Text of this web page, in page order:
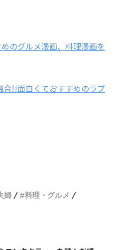
のグルメ漫画、料理漫画を
合!!面白くておすすめのラブ
婦
料理・グルメ